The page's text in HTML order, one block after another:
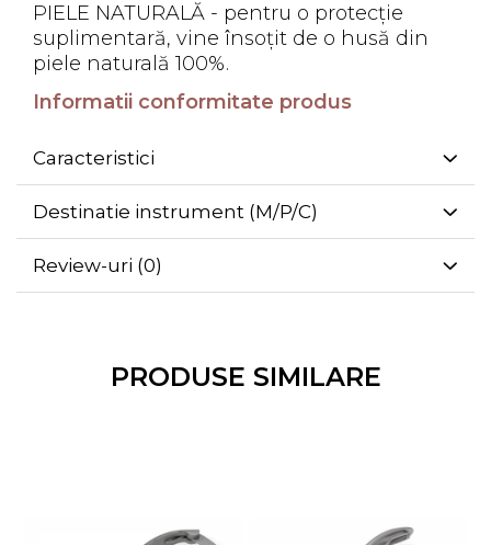
PIELE NATURALĂ - pentru o protecție
suplimentară, vine însoțit de o husă din
piele naturală 100%.
Informatii conformitate produs
Caracteristici
Destinatie instrument (M/P/C)
Review-uri (0)
PRODUSE SIMILARE